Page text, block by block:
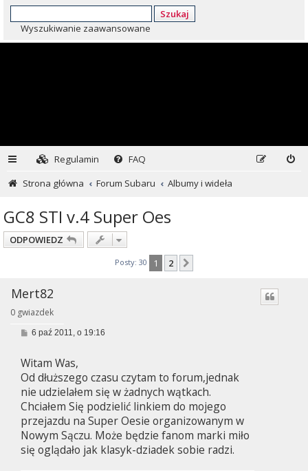
Szukaj
Wyszukiwanie zaawansowane
Regulamin
FAQ
Strona główna
Forum Subaru Albumy i wideła
GC8 STI v.4 Super Oes
ODPOWIEDZ
Posty: 30 1 2
Mert82
0 gwiazdek
P
t
6 paź 2011, o 19:16
Witam Was,
Od dłuższego czasu czytam to forum,jednak
nie udzielałem się w żadnych wątkach.
Chciałem Się podzielić linkiem do mojego
przejazdu na Super Oesie organizowanym w
Nowym Sączu. Może będzie fanom marki miło
się oglądało jak klasyk-dziadek sobie radzi.